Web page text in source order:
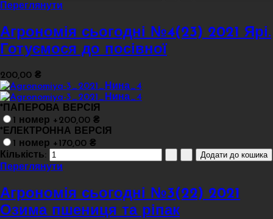
Переглянути
Агрономія сьогодні №4(23) 2021 Ярі.
Готуємося до посівної
200,00 ₴
* ПАПЕРОВА ВЕРСІЯ
1 номер +200,00 ₴
* ЕЛЕКТРОННА ВЕРСІЯ
1 номер +170,00 ₴
Кількість:
Переглянути
Агрономія сьогодні №3(22) 2021
Озима пшениця та ріпак